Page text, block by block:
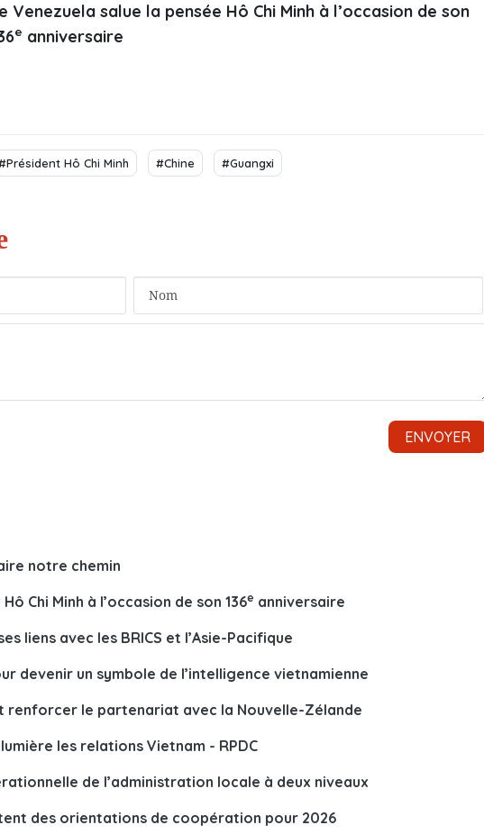
Venezuela salue la pensée Hô Chi Minh à l’occasion de son
e anniversaire
Hô Chi Minh #Chine #Guangxi
notre chemin
Chi Minh à l’occasion de son 136e anniversaire
liens avec les BRICS et l’Asie-Pacifique
devenir un symbole de l’intelligence vietnamienne
renforcer le partenariat avec la Nouvelle-Zélande
les relations Vietnam - RPDC
de l’administration locale à deux niveaux
des orientations de coopération pour 2026